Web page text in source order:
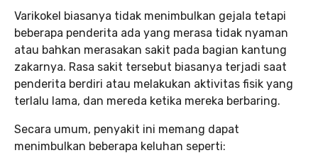
Varikokel biasanya tidak menimbulkan gejala tetapi
beberapa penderita ada yang merasa tidak nyaman
atau bahkan merasakan sakit pada bagian kantung
zakarnya. Rasa sakit tersebut biasanya terjadi saat
penderita berdiri atau melakukan aktivitas fisik yang
terlalu lama, dan mereda ketika mereka berbaring.
Secara umum, penyakit ini memang dapat
menimbulkan beberapa keluhan seperti: